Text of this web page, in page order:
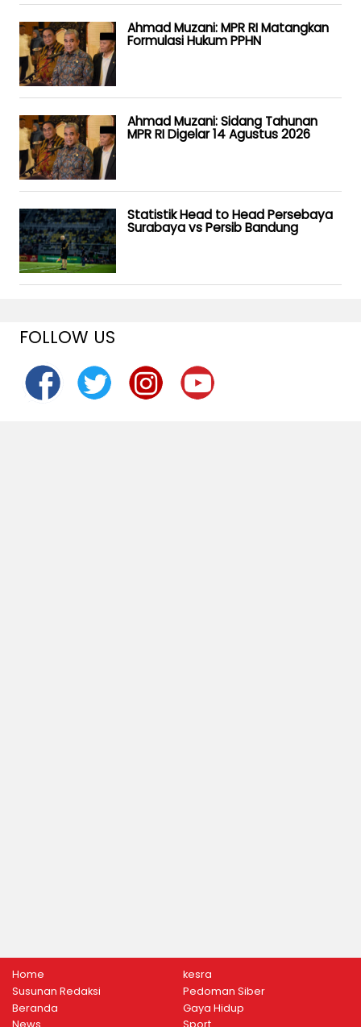
Ahmad Muzani: MPR RI Matangkan
Formulasi Hukum PPHN
Ahmad Muzani: Sidang Tahunan
MPR RI Digelar 14 Agustus 2026
Statistik Head to Head Persebaya
Surabaya vs Persib Bandung
FOLLOW US
Home
Susunan Redaksi
Beranda
kesra
Pedoman Siber
Gaya Hidup